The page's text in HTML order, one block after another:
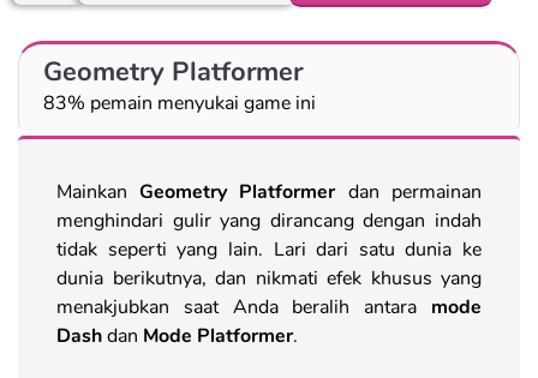
Geometry Platformer
83% pemain menyukai game ini
Mainkan Geometry Platformerdan permainan
menghindari gulir yang dirancang dengan indah
tidak seperti yang lain. Lari dari satu dunia ke
dunia berikutnya, dan nikmati efek khusus yang
menakjubkan saat Anda beralih antara mode
Dashdan Mode Platformer.